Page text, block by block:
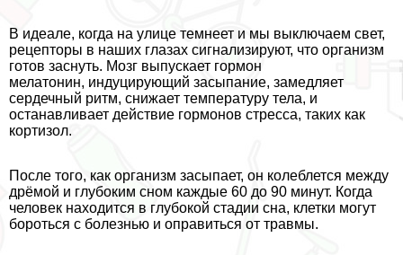
В идеале, когда на улице темнеет и мы выключаем свет,
рецепторы в наших глазах сигнализируют, что организм
готов заснуть. Мозг выпускает гормон
мелатонин, индуцирующий засыпание, замедляет
сердечный ритм, снижает температуру тела, и
останавливает действие гормонов стресса, таких как
кортизол.
После того, как организм засыпает, он колeблется между
дрёмой и глубоким сном каждые 60 до 90 минут. Когда
человек находится в глубокой стадии сна, клетки могут
бороться с болезнью и оправиться от травмы.